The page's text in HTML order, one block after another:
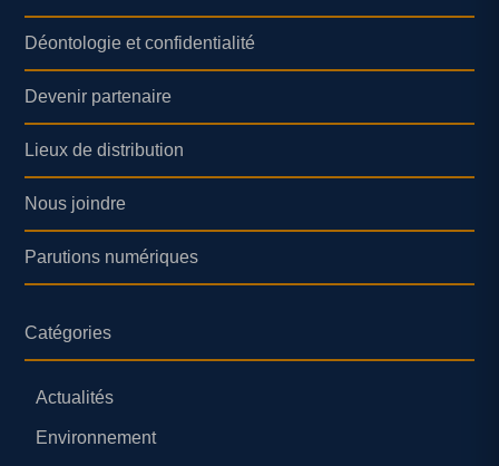
Déontologie et confidentialité
Devenir partenaire
Lieux de distribution
Nous joindre
Parutions numériques
Catégories
Actualités
Environnement